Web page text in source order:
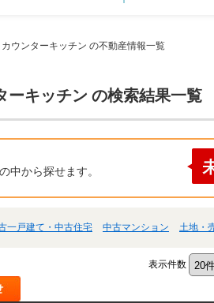
ウンターキッチン の不動産情報一覧
ーキッチン の検索結果一覧
中から探せます。
一戸建て・中古住宅 中古マンション 土地・
表示件数